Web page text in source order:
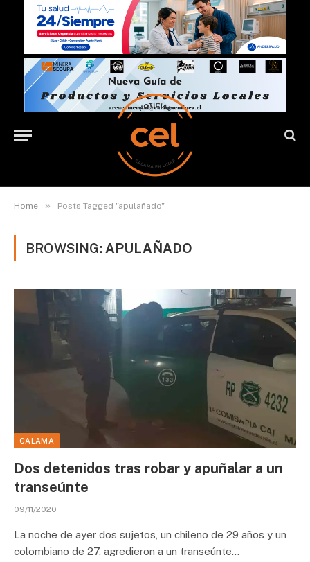
Home » Posts Tagged "apulañado"
BROWSING: APULAÑADO
CALAMA
Dos detenidos tras robar y apuñalar a un
transeúnte
09/11/2020
La noche de ayer dos sujetos, un chileno de 29 años y un
colombiano de 27, agredieron a un transeúnte…